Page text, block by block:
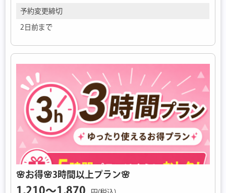
予約変更締切
2日前まで
🌸お得🌸3時間以上プラン🌸
1,210〜1,870